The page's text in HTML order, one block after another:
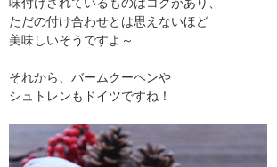
味付けされているものはコクがあり、
ただの付け合わせとは思えないほど
美味しいそうですよ～
それから、バームクーヘンや
シュトレンもドイツですね！